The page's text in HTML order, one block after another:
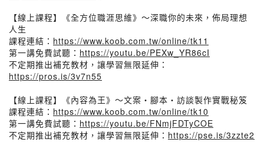
【線上課程】《全方位職涯思維》～深職你的未來，佈局理想
人生
課程連結： https://www.koob.com.tw/online/tk11
第一講免費試聽： https://youtu.be/PEXw_YR86cI
不定期推出補充教材，讓學習無限延伸：
https://pros.is/3v7n55
【線上課程】《內容為王》～文案・腳本・訪談製作實戰秘笈
課程連結： https://www.koob.com.tw/online/tk10
第一講免費試聽： https://youtu.be/FNmjFDTyCOE
不定期推出補充教材，讓學習無限延伸： https://pse.is/3zzte2